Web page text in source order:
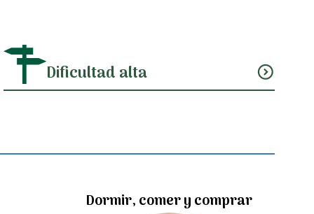
Dificultad alta expand_circle_down
Dormir, comer y comprar